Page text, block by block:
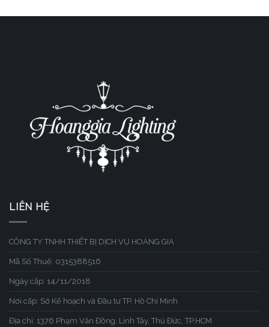
LIÊN HỆ
CÔNG TY TNHH THIẾT BỊ DỊCH VỤ HOÀNG GIA
Mã Số Thuế: 0315388516
Ngày cấp: 14/11/2018
Nơi cấp: Sở Kế hoạch và Đầu tư TP. Hồ Chí Minh
Địa chỉ: 1376 Phạm Văn Đồng, Linh Tây, Thủ Đức, TP.HCM